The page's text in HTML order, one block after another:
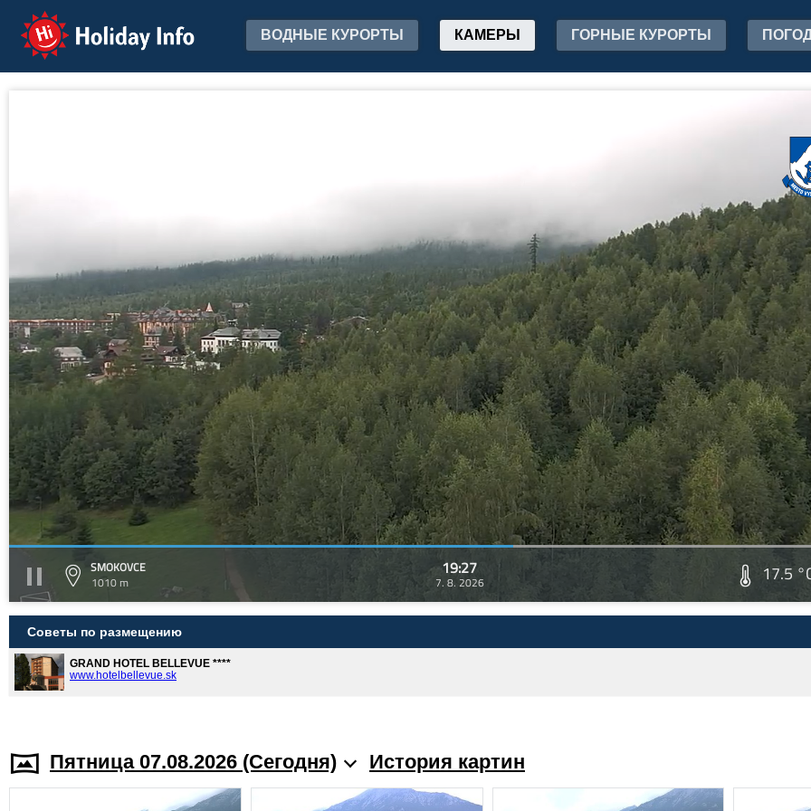
Holiday Info ВОДНЫЕ КУРОРТЫ КАМЕРЫ ГОРНЫЕ КУРОРТЫ
SMOKOVCE
1010 m
19:27
7. 8. 2026 17.5
Советы по размещению
GRAND HOTEL BELLEVUE ****
www.hotelbellevue.sk
Пятница 07.08.2026 (Cегодня) История картин